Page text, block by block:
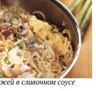
в сливочном соусе